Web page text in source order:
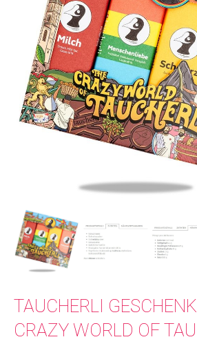
TAUCHERLI
CRAZY WORLD OF